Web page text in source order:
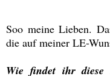
Soo meine Lieben.
die auf meiner LE-
Wie findet ihr diese